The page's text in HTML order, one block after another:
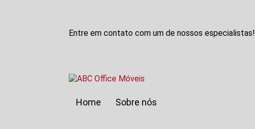
Entre em contato com um de nossos especialistas!
Home
Sobre nós